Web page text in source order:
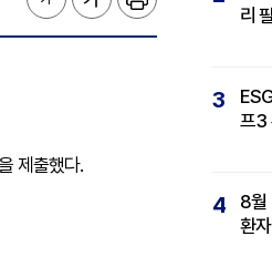
제출했다.
리
3
프3
4
8월
환